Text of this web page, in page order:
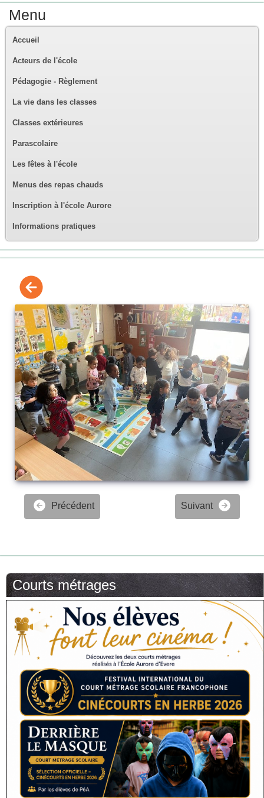
Menu
Accueil
Acteurs de l'école
Pédagogie - Règlement
La vie dans les classes
Classes extérieures
Parascolaire
Les fêtes à l'école
Menus des repas chauds
Inscription à l'école Aurore
Informations pratiques
Précédent Suivant
Courts métrages